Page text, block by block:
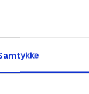
En
at håndtere for
Plankton kloner